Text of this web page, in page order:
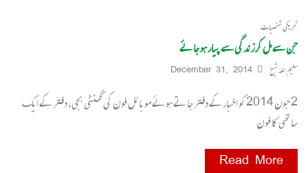
تحریکی شخصیات
جن سے مل کر زندگی سے پیار ہو جائے
سلیم اللہ شیخ December 31, 2014
2 جون 2014 کو اخبار کے دفتر جاتے ہوئے موبائل فون کی گھنٹی بجی، دفتر کے ایک
ساتھی کا فون
Read More